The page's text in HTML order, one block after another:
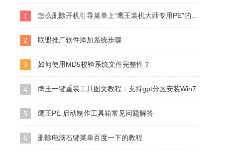
1 怎么删除开机引导菜单上“鹰王装机大师专用PE”的选项？
2 联盟推广软件添加系统步骤
3 如何使用MD5校验系统文件完整性？
4 鹰王一键重装工具图文教程：支持gpt分区安装Win7
5 鹰王PE 启动制作工具箱常见问题解答
6 删除电脑右键菜单百度一下的教程